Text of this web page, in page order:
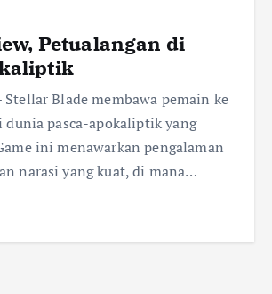
Petualangan di
Blade membawa pemain ke
dunia pasca-apokaliptik yang
ini menawarkan pengalaman
narasi yang kuat, di mana…